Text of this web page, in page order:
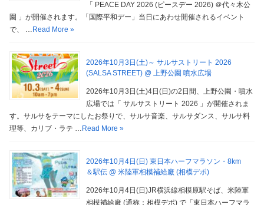
「 PEACE DAY 2026 (ピースデー 2026) ＠代々木公
園 」が開催されます。「国際平和デー」当日にあわせ開催されるイベント
で、 … Read More »
2026年10月3日(土)～ サルサストリート 2026
(SALSA STREET) @ 上野公園 噴水広場
2026年10月3日(土)4日(日)の2日間、上野公園・噴水
広場では「 サルサストリート 2026 」が開催されま
す。サルサをテーマにしたお祭りで、サルサ音楽、サルサダンス、サルサ料
理等、カリブ・ラテ … Read More »
2026年10月4日(日) 東日本ハーフマラソン・8km
＆駅伝 @ 米陸軍相模補給廠 (相模デポ)
2026年10月4日(日)JR横浜線相模原駅そば、米陸軍
相模補給廠 (通称：相模デポ) で「東日本ハーフマラ